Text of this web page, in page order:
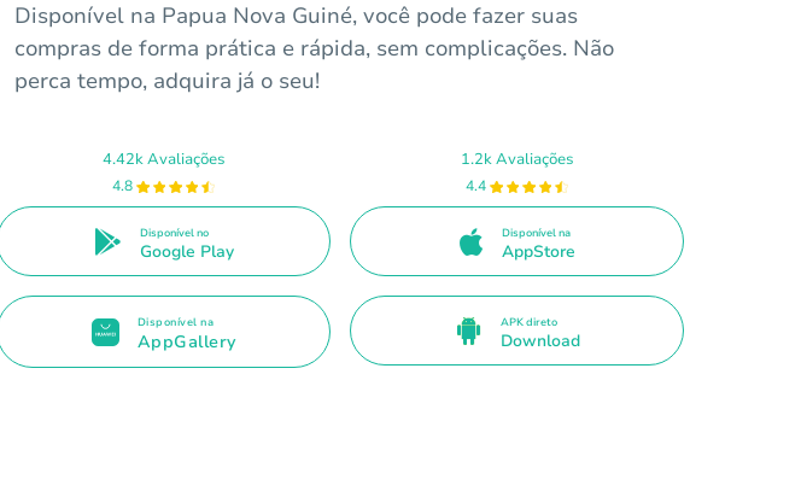
Disponível na Papua Nova Guiné, você pode fazer suas
compras de forma prática e rápida, sem complicações. Não
perca tempo, adquira já o seu!
4.42k Avaliações
4.8
Disponível no
Google Play
1.2k Avaliações
4.4
Disponível na
AppStore
Disponível na
AppGallery
APK direto
Download